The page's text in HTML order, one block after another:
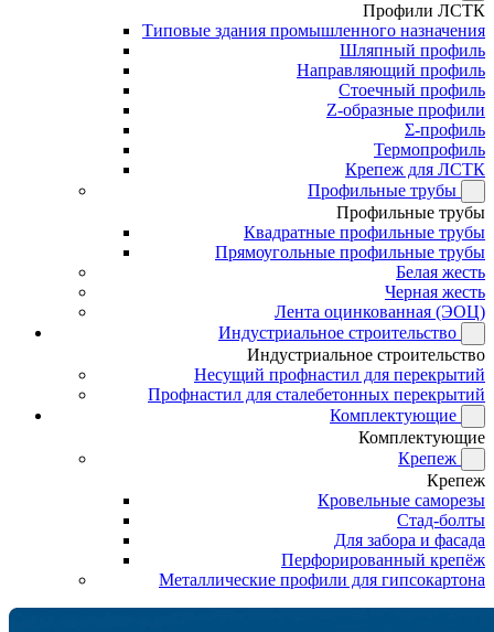
Профили ЛСТК
Типовые здания промышленного назначения
Шляпный профиль
Направляющий профиль
Стоечный профиль
Z-образные профили
Σ-профиль
Термопрофиль
Крепеж для ЛСТК
Профильные трубы
Профильные трубы
Квадратные профильные трубы
Прямоугольные профильные трубы
Белая жесть
Черная жесть
Лента оцинкованная (ЭОЦ)
Индустриальное строительство
Индустриальное строительство
Несущий профнастил для перекрытий
Профнастил для сталебетонных перекрытий
Комплектующие
Комплектующие
Крепеж
Крепеж
Кровельные саморезы
Стад-болты
Для забора и фасада
Перфорированный крепёж
Металлические профили для гипсокартона